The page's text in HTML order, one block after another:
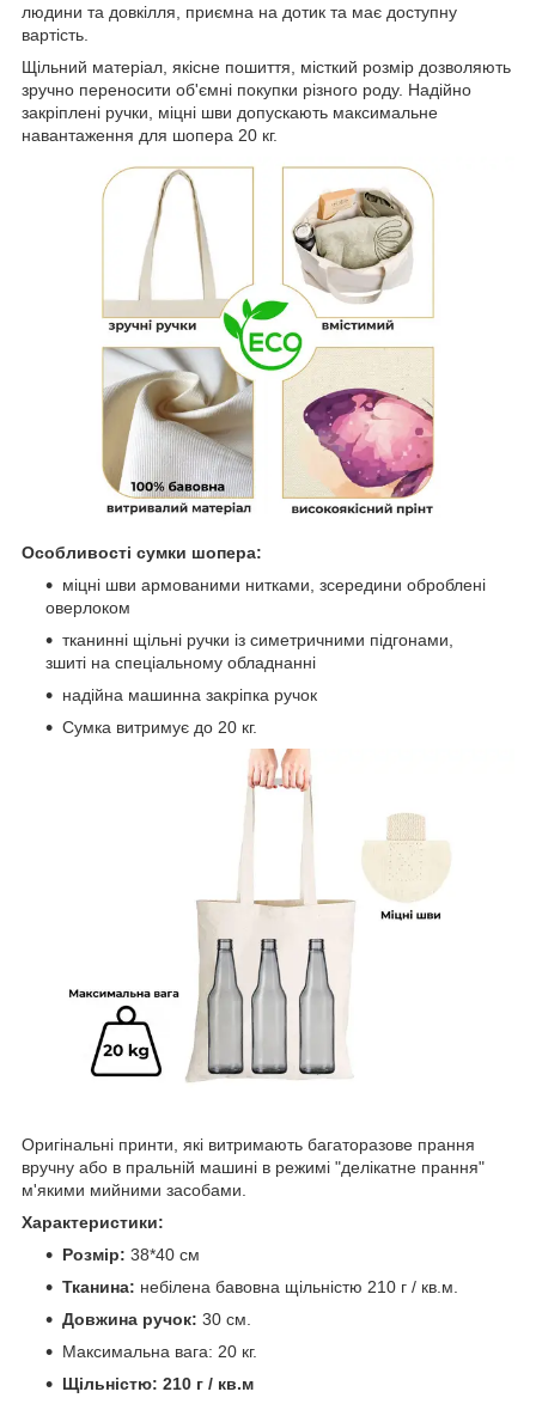
людини та довкілля, приємна на дотик та має доступну
вартість.
Щільний матеріал, якісне пошиття, місткий розмір дозволяють
зручно переносити об'ємні покупки різного роду. Надійно
закріплені ручки, міцні шви допускають максимальне
навантаження для шопера 20 кг.
Особливості сумки шопера:
міцні шви армованими нитками, зсередини оброблені
оверлоком
тканинні щільні ручки із симетричними підгонами,
зшиті на спеціальному обладнанні
надійна машинна закріпка ручок
Сумка витримує до 20 кг.
Оригінальні принти, які витримають багаторазове прання
вручну або в пральній машині в режимі "делікатне прання"
м'якими мийними засобами.
Характеристики:
Розмір: 38*40 см
Тканина: небілена бавовна щільністю 210 г / кв.м.
Довжина ручок: 30 см.
Максимальна вага: 20 кг.
Щільністю: 210 г / кв.м